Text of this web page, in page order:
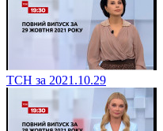
ТСН за 2021.10.29